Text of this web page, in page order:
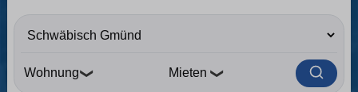
❯ ❯